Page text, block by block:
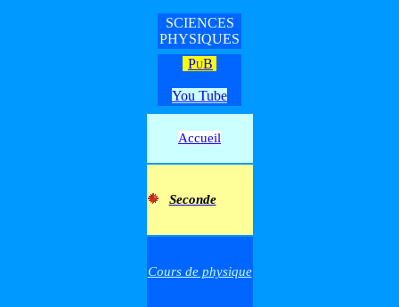
SCIENCES
PHYSIQUES
PuB
You Tube
Accueil
Seconde
Cours de physique